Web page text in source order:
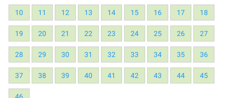
10 11 12 13 14 15 16 17 18
19 20 21 22 23 24 25 26 27
28 29 30 31 32 33 34 35 36
37 38 39 40 41 42 43 44 45
46